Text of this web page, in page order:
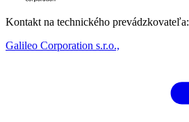
Kontakt na technického prevádzkovateľa:
Galileo Corporation s.r.o.,